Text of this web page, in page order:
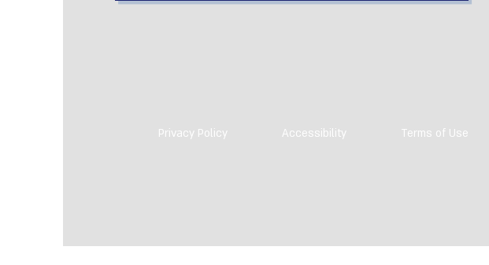
Terms of Use
Accessibility
Privacy Policy